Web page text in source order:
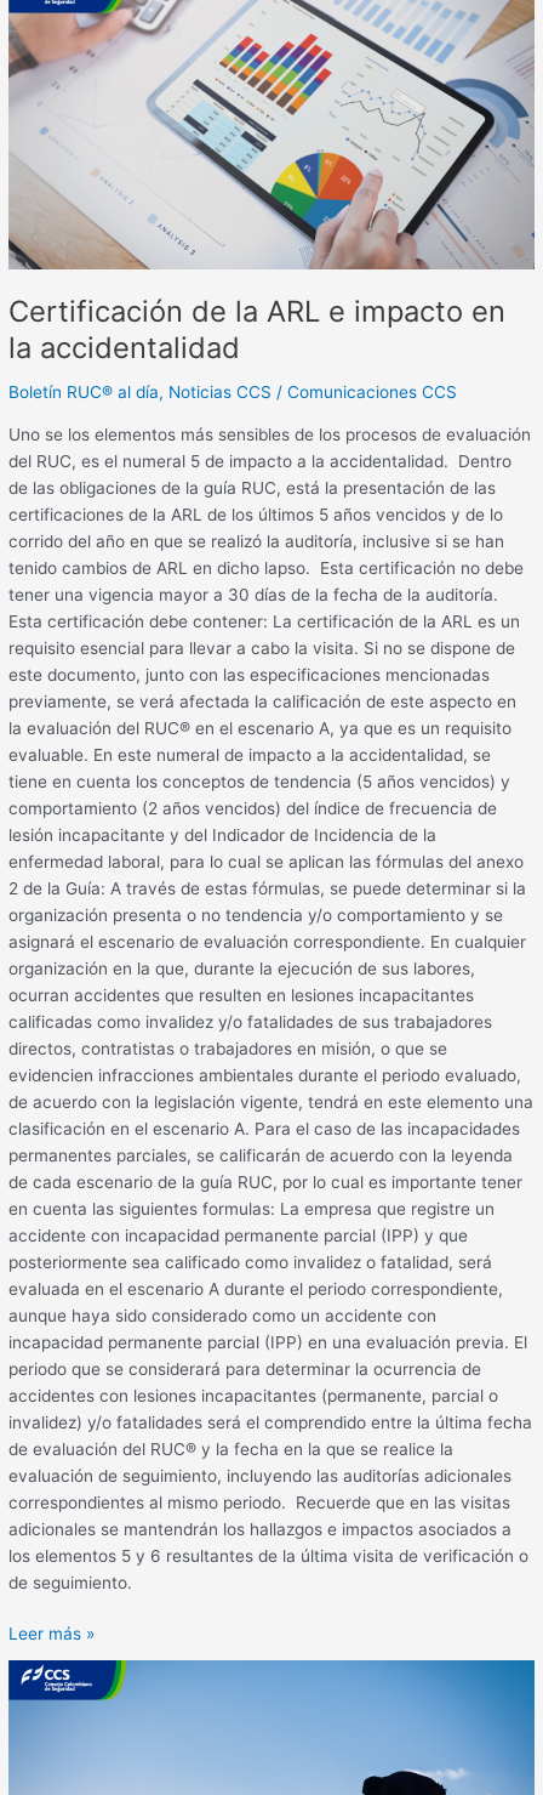
Certificación de la ARL e impacto en
la accidentalidad
Boletín RUC® al día, Noticias CCS /Comunicaciones CCS
Uno se los elementos más sensibles de los procesos de evaluación
del RUC, es el numeral 5 de impacto a la accidentalidad. Dentro
de las obligaciones de la guía RUC, está la presentación de las
certificaciones de la ARL de los últimos 5 años vencidos y de lo
corrido del año en que se realizó la auditoría, inclusive si se han
tenido cambios de ARL en dicho lapso. Esta certificación no debe
tener una vigencia mayor a 30 días de la fecha de la auditoría.
Esta certificación debe contener: La certificación de la ARL es un
requisito esencial para llevar a cabo la visita. Si no se dispone de
este documento, junto con las especificaciones mencionadas
previamente, se verá afectada la calificación de este aspecto en
la evaluación del RUC® en el escenario A, ya que es un requisito
evaluable. En este numeral de impacto a la accidentalidad, se
tiene en cuenta los conceptos de tendencia (5 años vencidos) y
comportamiento (2 años vencidos) del índice de frecuencia de
lesión incapacitante y del Indicador de Incidencia de la
enfermedad laboral, para lo cual se aplican las fórmulas del anexo
2 de la Guía: A través de estas fórmulas, se puede determinar si la
organización presenta o no tendencia y/o comportamiento y se
asignará el escenario de evaluación correspondiente. En cualquier
organización en la que, durante la ejecución de sus labores,
ocurran accidentes que resulten en lesiones incapacitantes
calificadas como invalidez y/o fatalidades de sus trabajadores
directos, contratistas o trabajadores en misión, o que se
evidencien infracciones ambientales durante el periodo evaluado,
de acuerdo con la legislación vigente, tendrá en este elemento una
clasificación en el escenario A. Para el caso de las incapacidades
permanentes parciales, se calificarán de acuerdo con la leyenda
de cada escenario de la guía RUC, por lo cual es importante tener
en cuenta las siguientes formulas: La empresa que registre un
accidente con incapacidad permanente parcial (IPP) y que
posteriormente sea calificado como invalidez o fatalidad, será
evaluada en el escenario A durante el periodo correspondiente,
aunque haya sido considerado como un accidente con
incapacidad permanente parcial (IPP) en una evaluación previa. El
periodo que se considerará para determinar la ocurrencia de
accidentes con lesiones incapacitantes (permanente, parcial o
invalidez) y/o fatalidades será el comprendido entre la última fecha
de evaluación del RUC® y la fecha en la que se realice la
evaluación de seguimiento, incluyendo las auditorías adicionales
correspondientes al mismo periodo. Recuerde que en las visitas
adicionales se mantendrán los hallazgos e impactos asociados a
los elementos 5 y 6 resultantes de la última visita de verificación o
de seguimiento.
de
la
ARL
accidentalidad
Leer más »
Accidente
en